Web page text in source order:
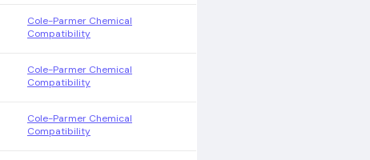
Cole-Parmer Chemical
Compatibility
Cole-Parmer Chemical
Compatibility
Cole-Parmer Chemical
Compatibility